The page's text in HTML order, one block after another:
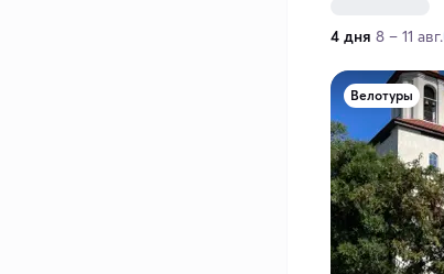
4 дня 8 – 11 авг.
Велотуры